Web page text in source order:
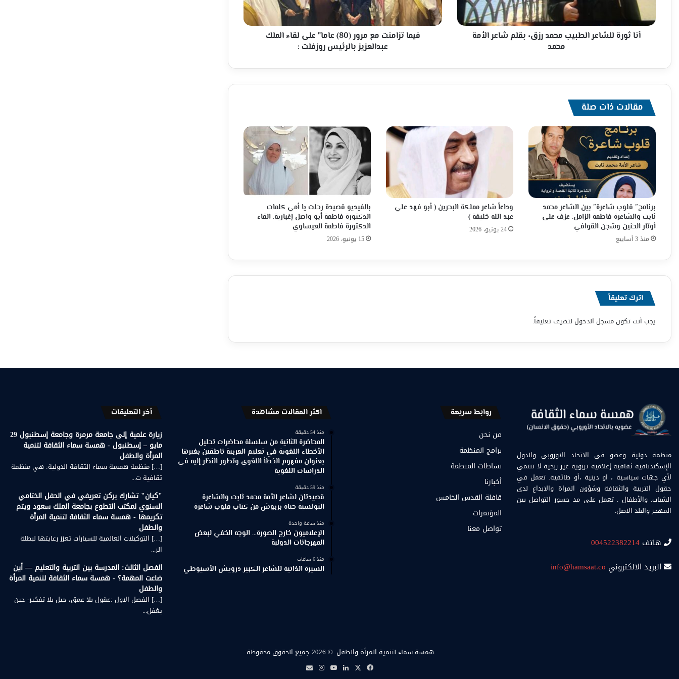
الأمة
أنا ثورة للشاعر الطبيب محمد رزق٠ بقلم شاعر الأمة
محمد
على
لقاء
الملك
عبدالعزيز
:
فيما تزامنت مع مرور (80) عاما" على لقاء الملك
عبدالعزيز بالرئيس روزفلت :
مقالات ذات صلة
برنامج” قلوب شاعرة” بين الشاعر محمد
ثابت والشاعرة فاطمة الزامل: عزف على
أوتار الحنين وشجن القوافي
منذ 3 أسابيع
وداعاً شاعر مملكة البحرين ( أبو فهد علي
عبد الله خليفة )
24 يونيو، 2026
بالفيديو قصيدة رحلت يا أمي كلمات
الدكتورة فاطمة أبو واصل إغبارية. القاء
الدكتورة فاطمة العيساوي
15 يونيو، 2026
اترك تعليقاً
يجب أنت تكونمسجل الدخول لتضيف تعليقاً.
منظمة دولية وعضو في الاتحاد الاوروبي والدول
الإسكندنافية ثقافية إعلامية تربوية غير ربحية لا تنتمي
لأي جهات سياسية ، او دينية ،أو طائفية. تعمل في
حقول التربية والثقافة وشؤون المراة والابداع لدى
الشباب. والأطفال . تعمل على مد جسور التواصل بين
المهجر والبلد الاصل.
هاتف 004522382214
البريد الالكتروني info@hamsaat.co
روابط سريعة
من نحن
برامج المنظمة
نشاطات المنظمة
أخبارنا
قافلة القدس الخامس
المؤتمرات
تواصل معنا
اكثر المقالات مشاهدة
منذ 54 دقيقة
المحاضرة الثانية من سلسلة محاضرات تحليل
الأخطاء اللغوية في تعليم العربية ناطقين بغيرها
بعنوان مفهوم الخطأ اللغوي وتطور النظر إليه في
الدراسات اللغوية
منذ 59 دقيقة
قصيدتان لشاعر الأمة محمد ثابت والشاعرة
التونسية حياة بربوش من كتاب قلوب شاعرة
منذ ساعة واحدة
الإعلاميون خارج الصورة… الوجه الخفي لبعض
المهرجانات الدولية
منذ 6 ساعات
السيرة الذاتية للشاعر الكبير درويش الأسيوطي
أخر التعليقات
زيارة علمية إلى جامعة مرمرة وجامعة إسطنبول 29
مايو – إسطنبول - همسة سماء الثقافة لتنمية
المرأة والطفل
[…] منظمة همسة سماء الثقافة الدولية: هي منظمة
ثقافية ت...
"كيان" تشارك بركن تعريفي في الحفل الختامي
السنوي لمكتب التطوع بجامعة الملك سعود ويتم
تكريمها - همسة سماء الثقافة لتنمية المرأة
والطفل
[…] التوكيلات العالمية للسيارات تعزز رعايتها لبطلة
الر...
الفصل الثالث: المدرسة بين التربية والتعليم — أين
ضاعت المهمة؟ - همسة سماء الثقافة لتنمية المرأة
والطفل
[…] الفصل الاول :عقول بلا عمق، جيل بلا تفكير- حين
يغفل...
همسة سماء لتنمية المرأة والطفل. © 2026 جميع الحقوق محفوظة.
فيسبوكلينكدإن‫YouTube
انستقرام
بريد